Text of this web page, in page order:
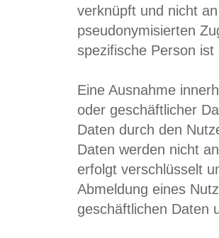
verknüpft und nicht
pseudonymisierten
spezifische Person
Eine Ausnahme
oder geschäftlicher
Daten durch den
Daten werden nicht
erfolgt verschlüsselt
Abmeldung eines
geschäftlichen Daten